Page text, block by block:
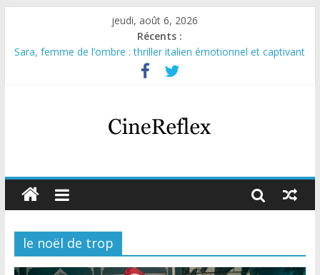
jeudi, août 6, 2026
Récents :
Sara, femme de l’ombre : thriller italien émotionnel et captivant
Journal d’une fille larguée : nouvelle série suédoise sur Netflix
Aema : mini-série sur le tournage d’un film érotique devenu
Glass Heart : excellente série musicale avec Takeru Satō
Olympo, saison 1 : nouvelle série qui séduira les fans de
le noël de trop